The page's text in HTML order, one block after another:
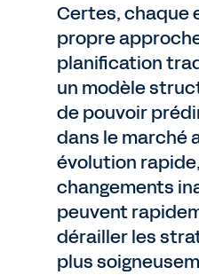
Certes, chaque
propre
planification
un modèle
de pouvoir
dans le marché
évolution
changements
peuvent
dérailler les
plus